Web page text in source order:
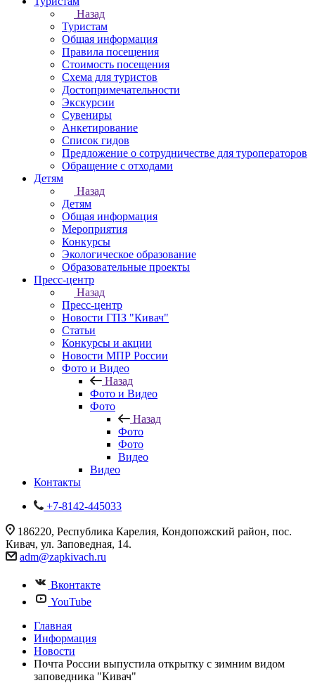
Назад
Туристам
Общая информация
Правила посещения
Стоимость посещения
Схема для туристов
Достопримечательности
Экскурсии
Сувениры
Анкетирование
Список гидов
Предложение о сотрудничестве для туроператоров
Обращение с отходами
Детям
Назад
Детям
Общая информация
Мероприятия
Конкурсы
Экологическое образование
Образовательные проекты
Пресс-центр
Назад
Пресс-центр
Новости ГПЗ "Кивач"
Статьи
Конкурсы и акции
Новости МПР России
Фото и Видео
Назад
Фото и Видео
Фото
Назад
Фото
Фото
Видео
Видео
Контакты
+7-8142-445033
186220, Республика Карелия, Кондопожский район, пос.
Кивач, ул. Заповедная, 14.
adm@zapkivach.ru
Вконтакте
YouTube
Главная
Информация
Новости
Почта России выпустила открытку с зимним видом
заповедника "Кивач"